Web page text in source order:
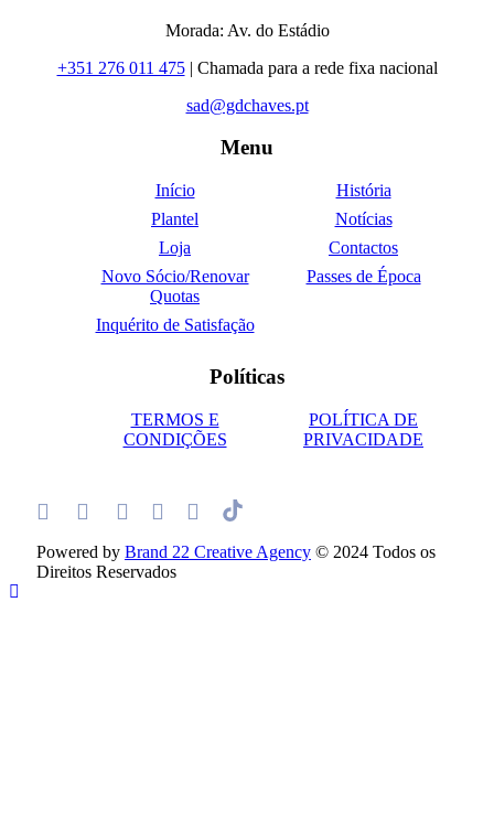
Morada: Av. do Estádio
+351 276 011 475| Chamada para a rede fixa nacional
sad@gdchaves.pt
Menu
Início
História
Plantel
Notícias
Loja
Contactos
Novo Sócio/Renovar
Quotas
Passes de Época
Inquérito de Satisfação
Políticas
TERMOS E
CONDIÇÕES
POLÍTICA DE
PRIVACIDADE
Powered by Brand 22 Creative Agency © 2024 Todos os
Direitos Reservados